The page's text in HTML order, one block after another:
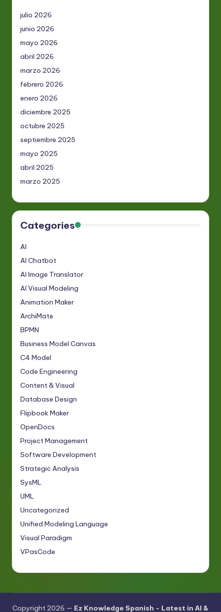
julio 2026
junio 2026
mayo 2026
abril 2026
marzo 2026
febrero 2026
enero 2026
diciembre 2025
octubre 2025
septiembre 2025
mayo 2025
abril 2025
marzo 2025
Categories
AI
AI Chatbot
AI Image Translator
AI Visual Modeling
Animation Maker
ArchiMate
BPMN
Business Model Canvas
C4 Model
Code Engineering
Content & Visual
Database Design
Flipbook Maker
OpenDocs
Project Management
Software Development
Strategic Analysis
SysML
UML
Uncategorized
Unified Modeling Language
Visual Paradigm
VPasCode
Copyright 2026 — Ez Knowledge Spanish - Latest in AI &